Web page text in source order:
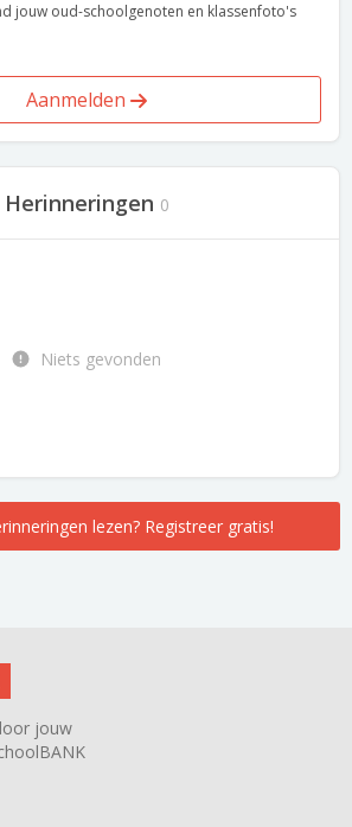
jouw oud-schoolgenoten en klassenfoto's
Aanmelden
Herinneringen 0
Niets gevonden
lezen? Registreer gratis!
jouw